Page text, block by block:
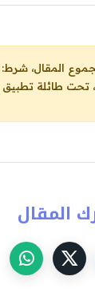
تحت طائلة تطبيق
المقال